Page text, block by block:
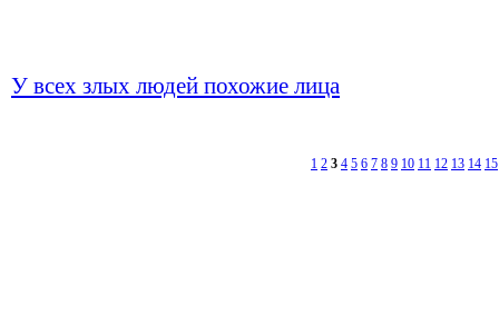
У всех злых людей похожие лица
1 2 3 4 5 6 7 8 9 10 11 12 13 14 15